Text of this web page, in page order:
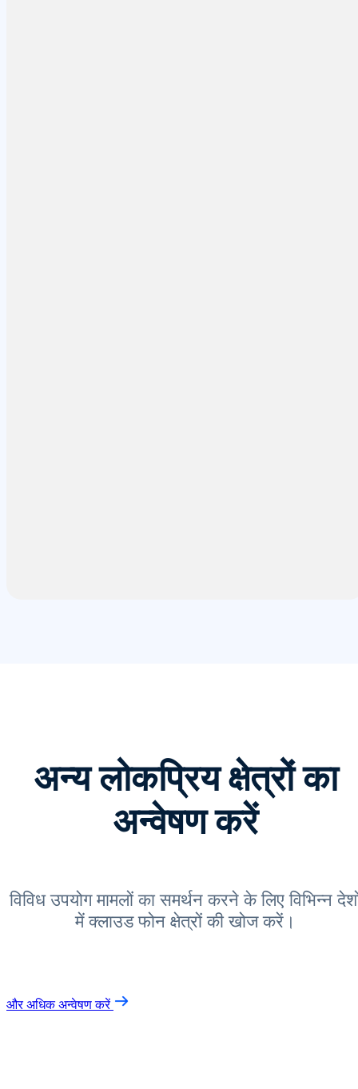
अन्य लोकप्रिय क्षेत्रों का
अन्वेषण करें
विविध उपयोग मामलों का समर्थन करने के लिए विभिन्न
में क्लाउड फोन क्षेत्रों की खोज करें।
और अधिक अन्वेषण करें